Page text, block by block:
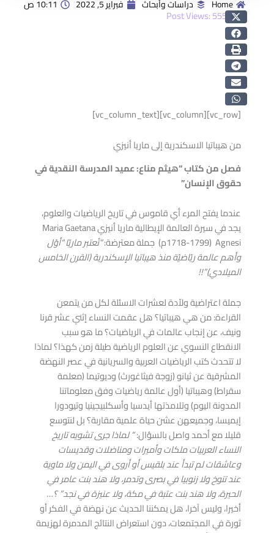
Home دراسات وأبحاث فبراير 5, 2022 10:11 ص
Post Views:555
من هيباتيا الاسكندرية إلى ماريا أنيزي
فصل من كتاب “هيثم مناع: عميد المدرسة النقدية في
حقوق الإنسان”
عندما يفتح المرء أي قاموس في تاريخ الرياضيات والعلوم،
يجد في سيرة العالمة الإيطالية ماريا أنيزي Maria Gaetana
Agnesi (1718-1799م) جملة معترضة:
“تُعتبر ماريّا “أوّل
وأهم عالمة ريّاضيّة منذ هيباتيا الإسكندرية (القرن الخامس
الميلادي)”!!
جملة اعتراضية ولاّدة لعشرات الاسئلة لكل من يتمعن
القراءة: من هي هيباتيا؟ هل عقمت النساء إثني عشر قرنا
ونيف، عن إنجاب عالمات في الرياضيات؟ ما هو سبب
الانقطاع النسوي عن العلوم الرياضية طيلة زمن كهذا؟ لماذا
لا تتحدث كتب الرياضيات العربية والسريانية في عصر النهضة
المشرقية عن ثيانو (زوجة فيثاغورث) وديوتيما (معلمة
سقراط) وهيباتيا (أول عالمة رياضيات وفق معلوماتنا
المدونة اليوم) وتلامذتها أيدسيا وأسكلبيجينيا وتيودورا
إيميسا، وجميعهن عشن حياة علمية مقاربة؟ بل لنتوسع
قليلا مع أحمد واصل بالسؤال:” لماذا جرى تشويه تاريخ
النساء العربيات ملكات وأميرات ومناضلات وقديسات
وعاشقات لم تبدأ عند بلقيس أو أروى في اليمن ولا ماوية
عند تنوخ ولا زنوبيا في بصرى وتدمر، ولا هند بنت عامر في
الحيرة، ولا هند بنت عتبة في مكة، ولا عنيزة في نجد” ؟…
أخيرا، وليس آخرا، هل يمكننا الحديث عن نهضة في الفكر أو
ثورة في المجتمعات، دون استعراض النتائج المدمرة لهزيمة